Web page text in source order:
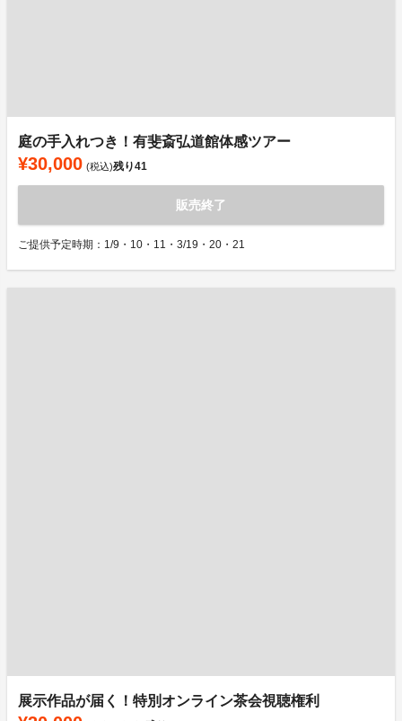
庭の手入れつき！有斐斎弘道館体感ツアー
¥30,000 (税込)残り41
販売終了
ご提供予定時期：1/9・10・11・3/19・20・21
展示作品が届く！特別オンライン茶会視聴権利